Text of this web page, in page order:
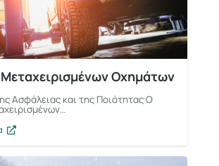
Οχημάτων
Ασφάλειας και της Ποιότητας Ο